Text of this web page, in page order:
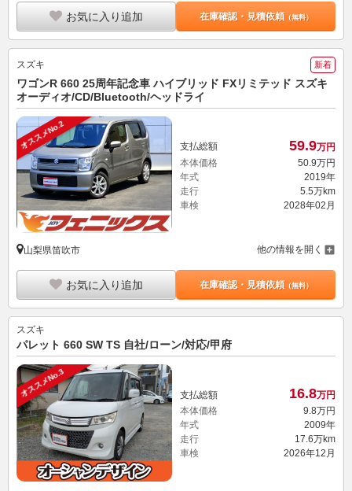
お気に入り追加 在庫確認・見積依頼（無料）
スズキ 新着
ワゴンR 660 25周年記念車 ハイブリッド FXリミテッド スズキ
オーディオ/CD/Bluetooth/ヘッドライ
オススメNo.2 支払総額 59.9万円
本体価格
50. 9万円
年式
2019年
走行
5.5万km
車検
2028年02月
山梨県笛吹市 他の情報を開く
お気に入り追加 在庫確認・見積依頼（無料）
スズキ
パレット 660 SW TS 自社/ローン/対応/甲府
オススメNo.3 支払総額 16.8万円
本体価格
9.8万円
年式
2009年
走行
17.6万km
車検
2026年12月